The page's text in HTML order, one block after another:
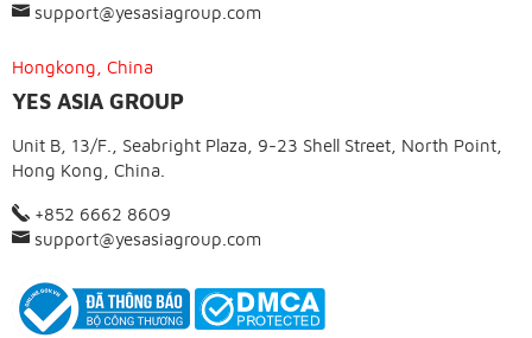
support@yesasiagroup.com
Hongkong, China
YES ASIA GROUP
Unit B, 13/F., Seabright Plaza, 9-23 Shell Street, North Point,
Hong Kong, China.
+852 6662 8609
support@yesasiagroup.com